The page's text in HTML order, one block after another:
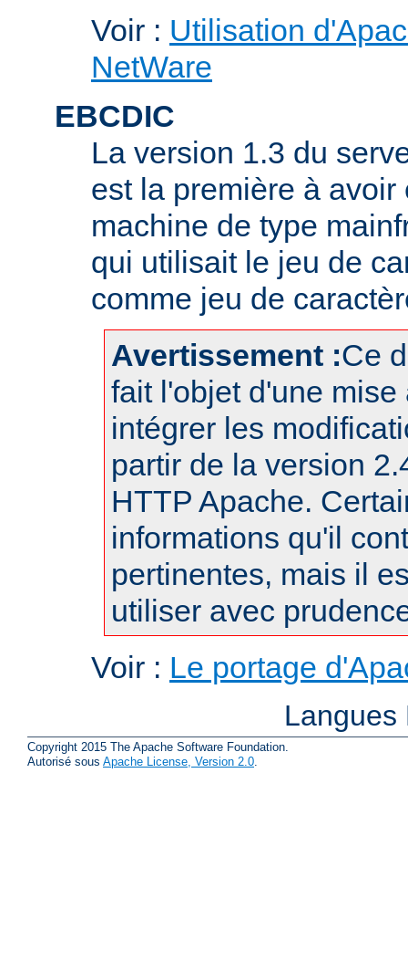
Voir : Utilisation
NetWare
EBCDIC
La version 1.3 du
est la première à
machine de type
qui utilisait le jeu de
comme jeu de
Avertissement :Ce
fait l'objet d'une mise
intégrer les
partir de la version
HTTP Apache.
informations qu'il
pertinentes, mais il
utiliser avec
Voir : Le portage
Copyright 2015 The Apache Software Foundation.
Autorisé sous Apache License, Version 2.0